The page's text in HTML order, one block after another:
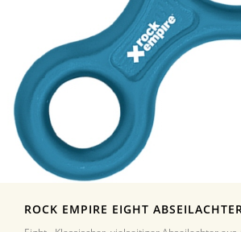
ROCK EMPIRE EIGHT ABSEILACHTER